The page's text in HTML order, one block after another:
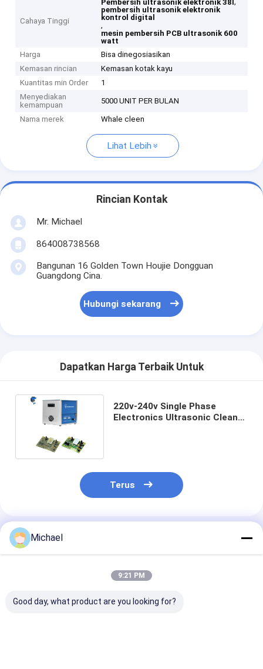
Cahaya Tinggi
Pembersih ultrasonik elektronik 38l
pembersih ultrasonik elektronik
kontrol digital
,
mesin pembersih PCB ultrasonik 600
watt
Harga
Bisa dinegosiasikan
Kemasan rincian
Kemasan kotak kayu
Kuantitas min Order
1
Menyediakan
kemampuan
5000 UNIT PER BULAN
Nama merek Whale cleen
Lihat Lebih
Rincian Kontak
Mr. Michael
864008738568
Bangunan 16 Golden Town Houjie Dongguan
Guangdong Cina.
Hubungi sekarang
Dapatkan Harga Terbaik Untuk
220v-240v Single Phase
Electronics Ultrasonic Cleaner
Terus
Rekomendasi Produk
Michael
9:21 PM
Good day, what product are you looking for?